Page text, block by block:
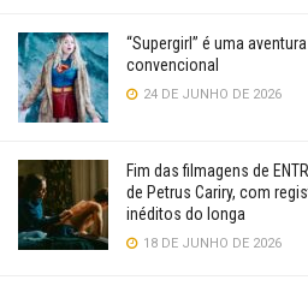
“Supergirl” é uma
convencional
24 DE JUNHO DE 2026
Fim das filmagens de
de Petrus Cariry, com
inéditos do longa
18 DE JUNHO DE 2026